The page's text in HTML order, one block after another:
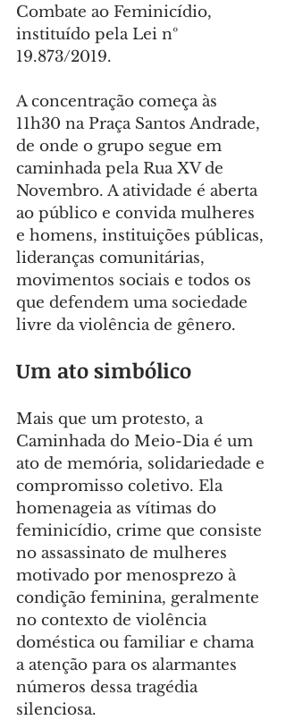
Combate ao Feminicídio,
instituído pela Lei nº
19.873/2019.
A concentração começa às
11h30 na Praça Santos Andrade,
de onde o grupo segue em
caminhada pela Rua XV de
Novembro. A atividade é aberta
ao público e convida mulheres
e homens, instituições públicas,
lideranças comunitárias,
movimentos sociais e todos os
que defendem uma sociedade
livre da violência de gênero.
Um ato simbólico
Mais que um protesto, a
Caminhada do Meio-Dia é um
ato de memória, solidariedade e
compromisso coletivo. Ela
homenageia as vítimas do
feminicídio, crime que consiste
no assassinato de mulheres
motivado por menosprezo à
condição feminina, geralmente
no contexto de violência
doméstica ou familiar e chama
a atenção para os alarmantes
números dessa tragédia
silenciosa.